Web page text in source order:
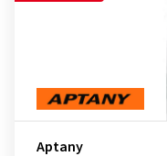
Aptany